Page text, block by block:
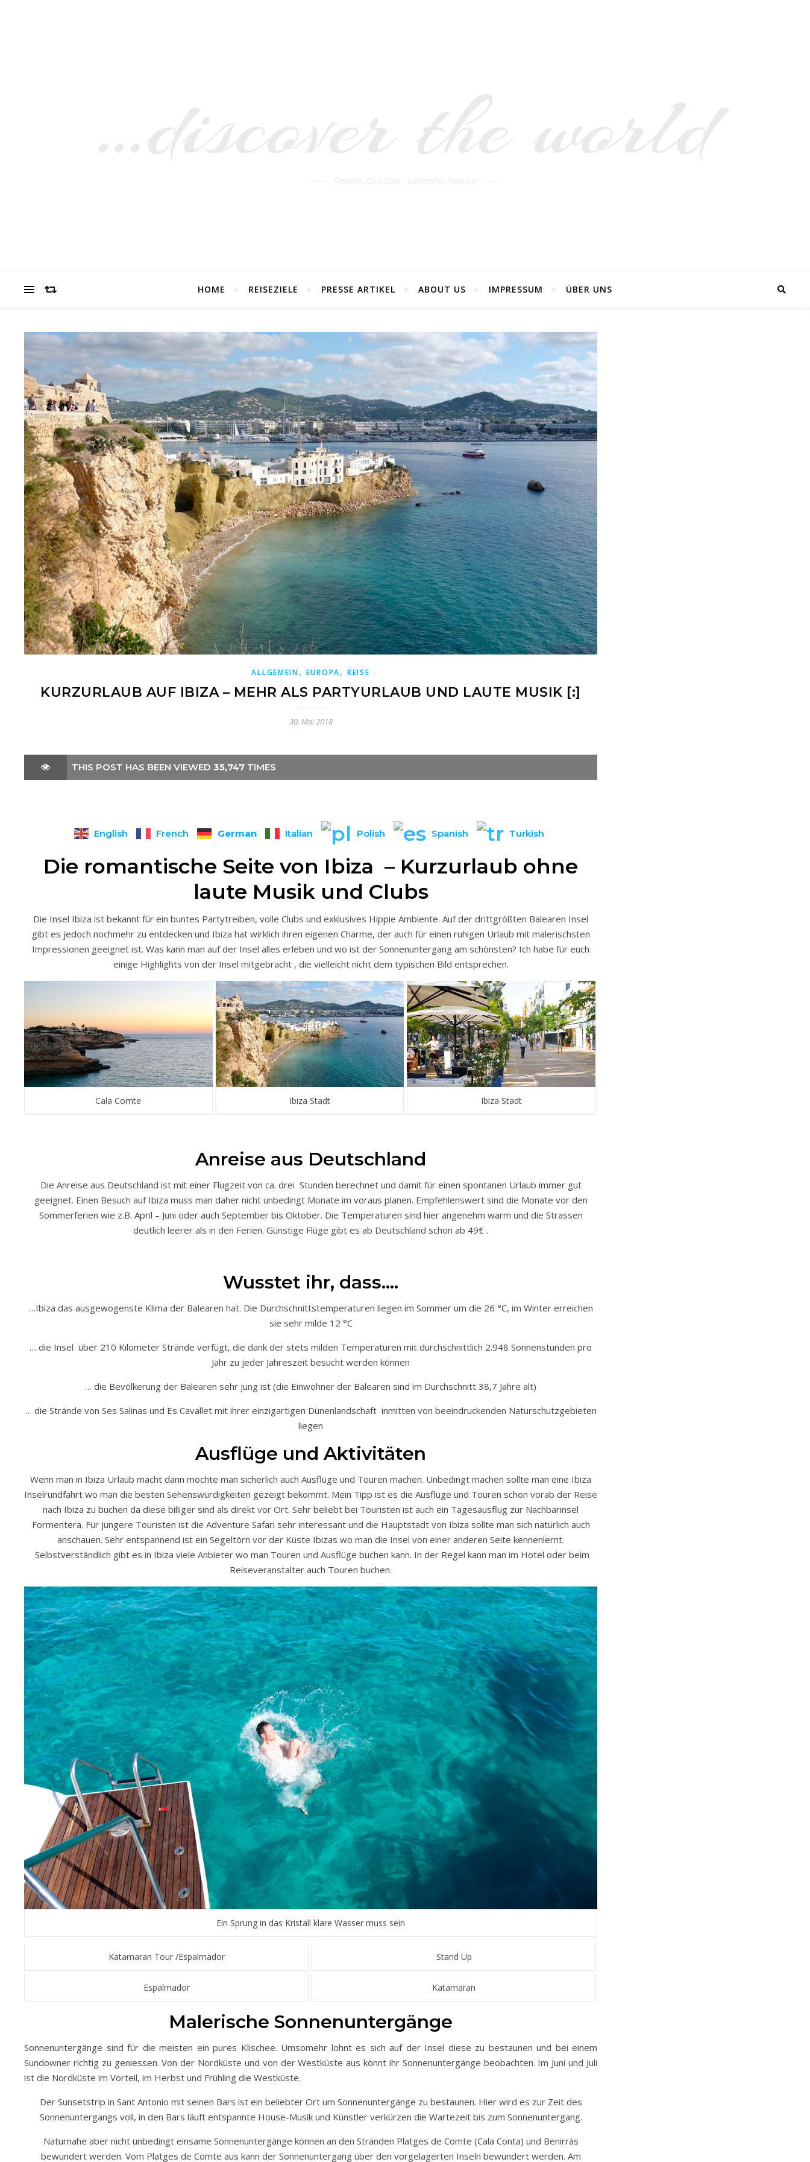
HOME REISEZIELE PRESSE ARTIKEL ABOUT US IMPRESSUM ÜBER UNS
ALLGEMEIN, EUROPA, REISE
KURZURLAUB AUF IBIZA – MEHR ALS PARTYURLAUB UND LAUTE MUSIK [:]
30. Mai 2018
THIS POST HAS BEEN VIEWED 35,747 TIMES
English French German Italian Polish Spanish Turkish
Die romantische Seite von Ibiza – Kurzurlaub ohne
laute Musik und Clubs
Die Insel Ibiza ist bekannt für ein buntes Partytreiben, volle Clubs und exklusives Hippie Ambiente. Auf der drittgrößten Balearen Insel
gibt es jedoch nochmehr zu entdecken und Ibiza hat wirklich ihren eigenen Charme, der auch für einen ruhigen Urlaub mit malerischsten
Impressionen geeignet ist. Was kann man auf der Insel alles erleben und wo ist der Sonnenuntergang am schönsten? Ich habe für euch
einige Highlights von der Insel mitgebracht , die vielleicht nicht dem typischen Bild entsprechen.
Cala Comte Ibiza Stadt Ibiza Stadt
Anreise aus Deutschland
Die Anreise aus Deutschland ist mit einer Flugzeit von ca. drei Stunden berechnet und damit für einen spontanen Urlaub immer gut
geeignet. Einen Besuch auf Ibiza muss man daher nicht unbedingt Monate im voraus planen. Empfehlenswert sind die Monate vor den
Sommerferien wie z.B. April – Juni oder auch September bis Oktober. Die Temperaturen sind hier angenehm warm und die Strassen
deutlich leerer als in den Ferien. Günstige Flüge gibt es ab Deutschland schon ab 49€ .
Wusstet ihr, dass….
…Ibiza das ausgewogenste Klima der Balearen hat. Die Durchschnittstemperaturen liegen im Sommer um die 26 °C, im Winter erreichen
sie sehr milde 12 °C
… die Insel über 210 Kilometer Strände verfügt, die dank der stets milden Temperaturen mit durchschnittlich 2.948 Sonnenstunden pro
Jahr zu jeder Jahreszeit besucht werden können
… die Bevölkerung der Balearen sehr jung ist (die Einwohner der Balearen sind im Durchschnitt 38,7 Jahre alt)
… die Strände von Ses Salinas und Es Cavallet mit ihrer einzigartigen Dünenlandschaft inmitten von beeindruckenden Naturschutzgebieten
liegen
Ausflüge und Aktivitäten
Wenn man in Ibiza Urlaub macht dann möchte man sicherlich auch Ausflüge und Touren machen. Unbedingt machen sollte man eine Ibiza
Inselrundfahrt wo man die besten Sehenswürdigkeiten gezeigt bekommt. Mein Tipp ist es die Ausflüge und Touren schon vorab der Reise
nach Ibiza zu buchen da diese billiger sind als direkt vor Ort. Sehr beliebt bei Touristen ist auch ein Tagesausflug zur Nachbarinsel
Formentera. Für jüngere Touristen ist die Adventure Safari sehr interessant und die Hauptstadt von Ibiza sollte man sich natürlich auch
anschauen. Sehr entspannend ist ein Segeltörn vor der Küste Ibizas wo man die Insel von einer anderen Seite kennenlernt.
Selbstverständlich gibt es in Ibiza viele Anbieter wo man Touren und Ausflüge buchen kann. In der Regel kann man im Hotel oder beim
Reiseveranstalter auch Touren buchen.
Ein Sprung in das Kristall klare Wasser muss sein
Katamaran Tour /Espalmador Stand Up
Espalmador Katamaran
Malerische Sonnenuntergänge
Sonnenuntergänge sind für die meisten ein pures Klischee. Umsomehr lohnt es sich auf der Insel diese zu bestaunen und bei einem
Sundowner richtig zu geniessen. Von der Nordküste und von der Westküste aus könnt ihr Sonnenuntergänge beobachten. Im Juni und Juli
ist die Nordküste im Vorteil, im Herbst und Frühling die Westküste.
Der Sunsetstrip in Sant Antonio mit seinen Bars ist ein beliebter Ort um Sonnenuntergänge zu bestaunen. Hier wird es zur Zeit des
Sonnenuntergangs voll, in den Bars läuft entspannte House-Musik und Künstler verkürzen die Wartezeit bis zum Sonnenuntergang.
Naturnahe aber nicht unbedingt einsame Sonnenuntergänge können an den Stränden Platges de Comte (Cala Conta) und Benirràs
bewundert werden. Vom Platges de Comte aus kann der Sonnenuntergang über den vorgelagerten Inseln bewundert werden. Am